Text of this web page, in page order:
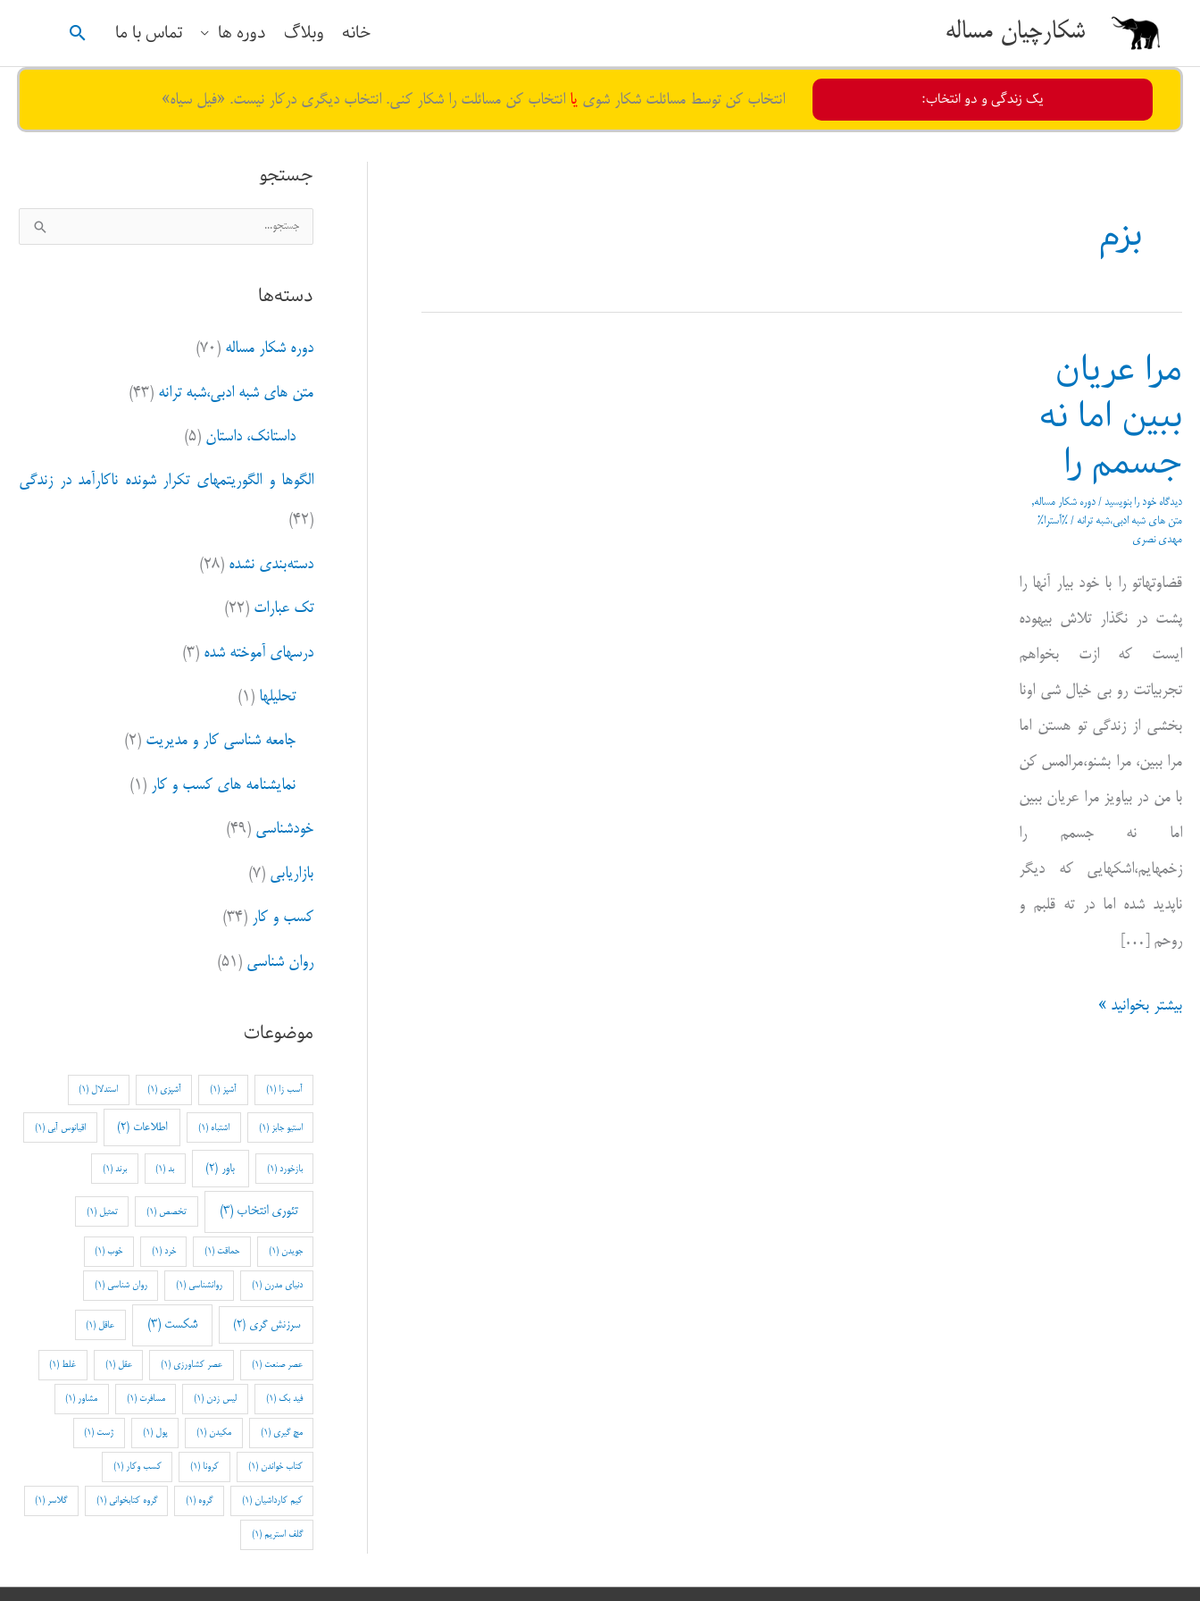
شکارچیان مساله خانه وبلاگ دوره ها تماس با ما جستجو
یک زندگی و دو انتخاب: انتخاب کن توسط مسائلت شکار شوی یا انتخاب کن مسائلت را شکار کنی. انتخاب دیگری درکار نیست. «فیل سیاه»
بزم
مرا عریان
ببین اما نه
جسمم را
دیدگاه‌ خود را بنویسید / دوره شکار مساله,
متن های شبه ادبی،شبه ترانه / %آسترا%
مهدی نصری
قضاوتهاتو را با خود بیار آنها را
پشت در نگذار تلاش بیهوده
ایست که ازت بخواهم
تجربیاتت رو بی خیال شی اونا
بخشی از زندگی تو هستن اما
مرا ببین، مرا بشنو،مرالمس کن
با من در بیاویز مرا عریان ببین
اما نه جسمم را
زخمهایم،اشکهایی که دیگر
ناپدید شده اما در ته قلبم و
روحم […]
مرا
بیشتر بخوانید »
جستجو
س
ج
ب
دسته‌ها
دوره شکار مساله (۷۰)
متن های شبه ادبی،شبه ترانه (۴۳)
داستانک، داستان (۵)
الگوها و الگوریتمهای تکرار شونده ناکارآمد در زندگی
(۴۲)
دسته‌بندی نشده (۲۸)
تک عبارات (۲۲)
درسهای آموخته شده (۳)
تحلیلها (۱)
جامعه شناسی کار و مدیریت (۲)
نمایشنامه های کسب و کار (۱)
خودشناسی (۴۹)
بازاریابی (۷)
کسب و کار (۳۴)
روان شناسی (۵۱)
موضوعات
آسب زا (1) آشپز (1) آشپزی (1) استدلال (1)
استیو جابز (1) اشتباه (1) اطلاعات (2) اقیانوس آبی (1)
بازخورد (1) باور (2) بد(1) برند (1)
تئوری انتخاب (3) تخصص (1) تمثیل (1)
جویدن (1) حماقت(1) خرد (1) خوب(1)
دنیای مدرن (1) روانشناسی (1) روان شناسی (1)
سرزنش گری (2) شکست (3) عاقل (1)
عصر صنعت (1) عصر کشاورزی(1) عقل (1) غلط (1)
فید بک (1) لیس زدن (1) مسافرت (1) مشاور (1)
مچ گیری (1) مکیدن (1) پول (1) ژست(1)
کتاب خواندن (1) کرونا (1) کسب وکار (1)
کیم کارداشیان (1) گروه (1) گروه کتابخوانی (1) گلاسر (1)
گلف استریم (1)